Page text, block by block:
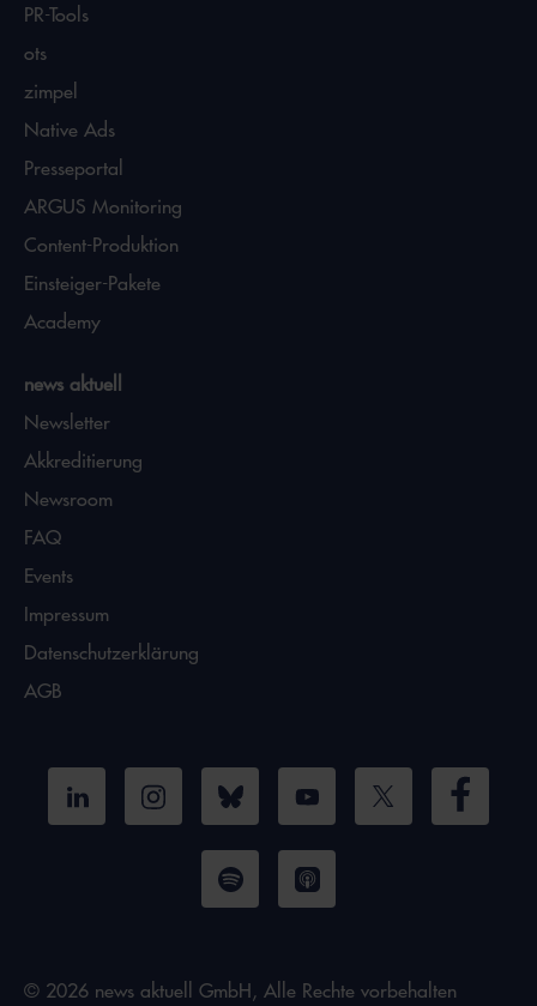
PR-Tools
ots
zimpel
Native Ads
Presseportal
ARGUS Monitoring
Content-Produktion
Einsteiger-Pakete
Academy
news aktuell
Newsletter
Akkreditierung
Newsroom
FAQ
Events
Impressum
Datenschutzerklärung
AGB
© 2026 news aktuell GmbH, Alle Rechte vorbehalten